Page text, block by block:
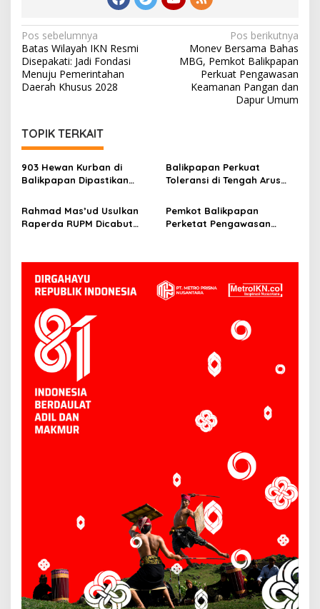
Navigasi
pos
Pos sebelumnya
Batas Wilayah IKN Resmi
Disepakati: Jadi Fondasi
Menuju Pemerintahan
Daerah Khusus 2028
Pos berikutnya
Monev Bersama Bahas
MBG, Pemkot Balikpapan
Perkuat Pengawasan
Keamanan Pangan dan
Dapur Umum
TOPIK TERKAIT
903 Hewan Kurban di
Balikpapan Dipastikan
Balikpapan Perkuat
Toleransi di Tengah Arus
Rahmad Mas’ud Usulkan
Raperda RUPM Dicabut
Pemkot Balikpapan
Perketat Pengawasan
Dikelola Baik